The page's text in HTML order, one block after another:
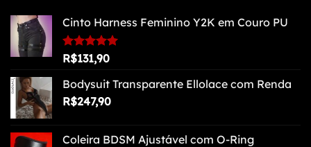
Cinto Harness Feminino Y2K em Couro PU
Avaliação
de 5
R$131,90
Bodysuit Transparente Ellolace com Renda
R$247,90
Coleira BDSM Ajustável com O-Ring